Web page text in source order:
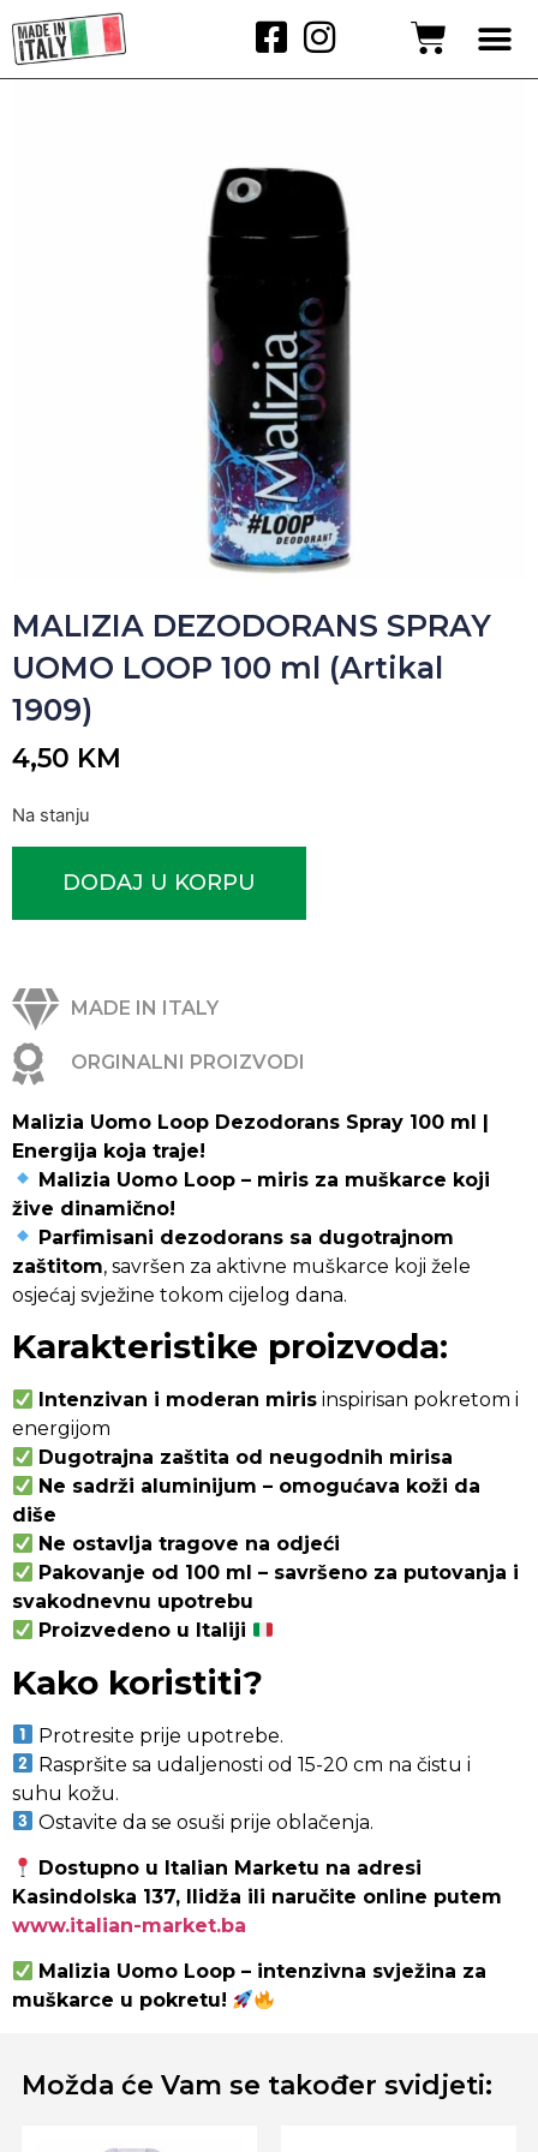
MALIZIA DEZODORANS SPRAY
UOMO LOOP 100 ml (Artikal
1909)
4,50 KM
Na stanju
DODAJ U KORPU
MADE IN ITALY
ORGINALNI PROIZVODI
Malizia Uomo Loop Dezodorans Spray 100 ml |
Energija koja traje!
Malizia Uomo Loop – miris za muškarce koji
žive dinamično!
Parfimisani dezodorans sa dugotrajnom
zaštitom, savršen za aktivne muškarce koji žele
osjećaj svježine tokom cijelog dana.
Karakteristike proizvoda:
Intenzivan i moderan miris inspirisan pokretom i
energijom
Dugotrajna zaštita od neugodnih mirisa
Ne sadrži aluminijum – omogućava koži da
diše
Ne ostavlja tragove na odjeći
Pakovanje od 100 ml – savršeno za putovanja i
svakodnevnu upotrebu
Proizvedeno u Italiji
Kako koristiti?
Protresite prije upotrebe.
Raspršite sa udaljenosti od 15-20 cm na čistu i
suhu kožu.
Ostavite da se osuši prije oblačenja.
Dostupno u Italian Marketu na adresi
Kasindolska 137, Ilidža ili naručite online putem
www.italian-market.ba
Malizia Uomo Loop – intenzivna svježina za
muškarce u pokretu!
Možda će Vam se također svidjeti: